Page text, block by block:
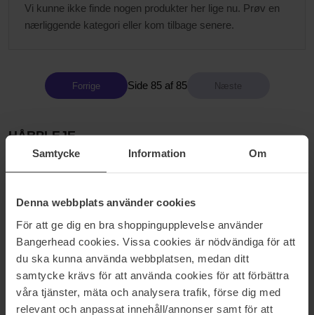
Samtycke Information Om
Denna webbplats använder cookies
För att ge dig en bra shoppingupplevelse använder
Bangerhead cookies. Vissa cookies är nödvändiga för att
du ska kunna använda webbplatsen, medan ditt
samtycke krävs för att använda cookies för att förbättra
våra tjänster, mäta och analysera trafik, förse dig med
relevant och anpassat innehåll/annonser samt för att
Vi kunne ikke finde nogen produkter her lige nu. Prøv en
nærliggende kategori eller kom tilbage senere.
Forrige Side 85 af 85
HÅRPLEJE
har siden starten været grundstenen i Bangerheads virksomhed,
så hårprodukter er selvfølgelig lidt ekstra elsket hos os. Med vores
så vi opsnapper hurtigt de seneste trends indenfor hårpleje. Vi er
hårpleje mærke Bangerhead Professional, hvor vi lige nu kan
tilbyde produkter såsom shampoo, balsam, tørshampoo,
varmespray og saltvandsspray – Du kan altid finde et opdateret
sortiment på bangerhead.dk